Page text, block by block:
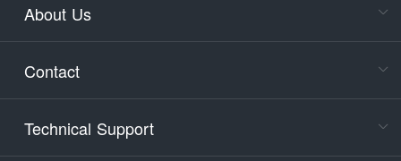
About Us
Contact
Technical Support